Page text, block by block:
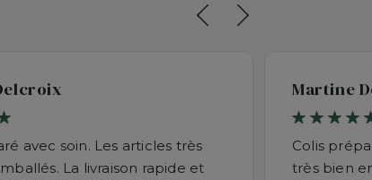
avec soin. Les articles très
La livraison rapide et
Martine
Colis
très bien